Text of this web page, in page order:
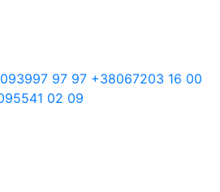
093997 97 97 +38067203 16 00
541 02 09